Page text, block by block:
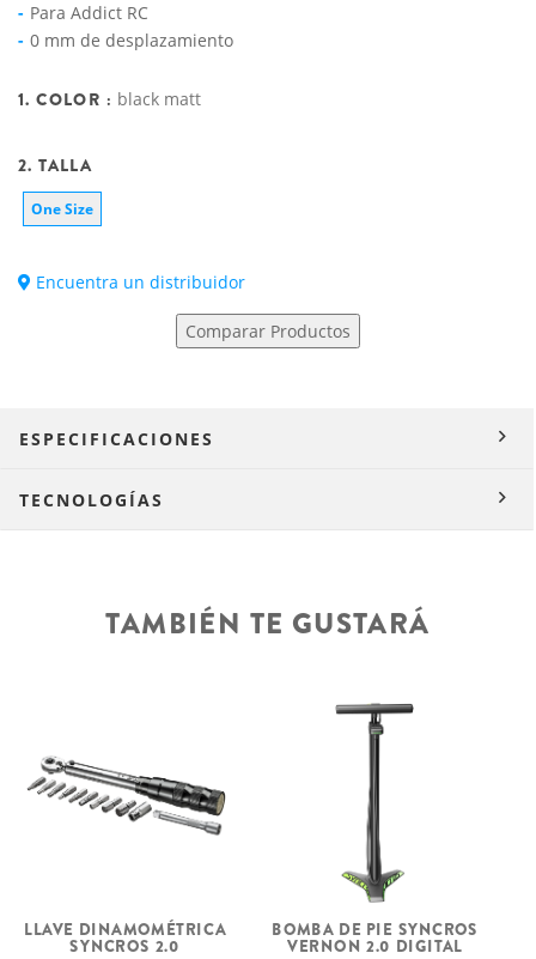
Para Addict RC
0 mm de desplazamiento
1. COLOR : black matt
2. TALLA
One Size
Encuentra un distribuidor
Comparar Productos
ESPECIFICACIONES
TECNOLOGÍAS
TAMBIÉN TE GUSTARÁ
LLAVE DINAMOMÉTRICA
SYNCROS 2.0
BOMBA DE PIE SYNCROS
VERNON 2.0 DIGITAL